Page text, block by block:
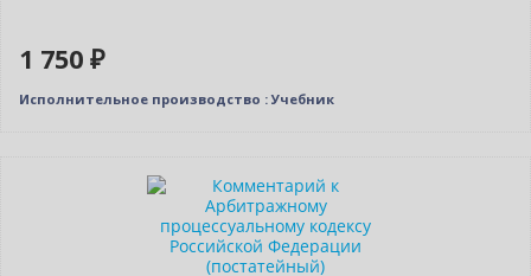
1 750 ₽
Исполнительное производство : Учебник